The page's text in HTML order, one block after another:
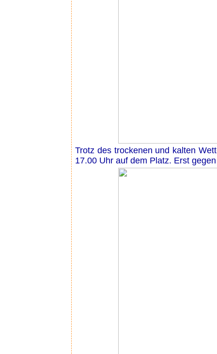
Trotz des trockenen und kalten
17.00 Uhr auf dem Platz. Erst